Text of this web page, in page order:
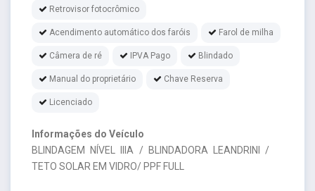
Retrovisor fotocrômico
Acendimento automático dos faróis Farol de milha
Câmera de ré IPVA Pago Blindado
Manual do proprietário Chave Reserva
Licenciado
Informações do Veículo
BLINDAGEM NÍVEL IIIA / BLINDADORA LEANDRINI /
TETO SOLAR EM VIDRO/ PPF FULL